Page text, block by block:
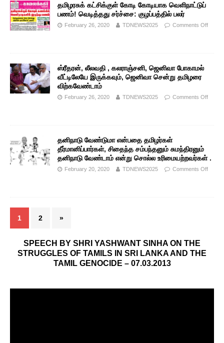
தமிழரசுக் கட்சிக்குள் கோடி கோடியாக வெளிநாட்டுப்
பணம்! வெடித்தது சர்ச்சை: குழப்பத்தில் பலர்
February 26, 2020 TDNEWS2025 Comments Off
ஸ்ரீதரன், லீலவதி , கலராஞ்சனி, ஜெனிவா போகாமல்
வீட்டிலேயே இருக்கவும், ஜெனிவா சென்று தமிழரை
விற்கவேண்டாம்
February 26, 2020 TDNEWS2025 Comments Off
தனிநாடு வேண்டுமா என்பதை தமிழர்கள்
தீர்மானிப்பார்கள், சிதைந்த சம்பந்தனும் சுமந்திரனும்
தனிநாடு வேண்டாம் என்று சொல்ல உரிமையற்றவர்கள் .
February 20, 2020 TDNEWS2025 Comments Off
1 2 »
SPEECH BY SHRI YASHWANT SINHA ON THE
STRUGGLES OF TAMILS IN SRI LANKA AND THE
TAMIL GENOCIDE – 07.03.2013